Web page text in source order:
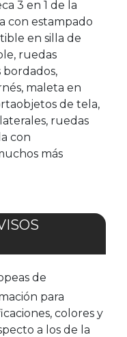
3 en 1 de la
con estampado
en silla de
ruedas
bordados,
maleta en
de tela,
ruedas
con
más
de
para
colores y
a los de la